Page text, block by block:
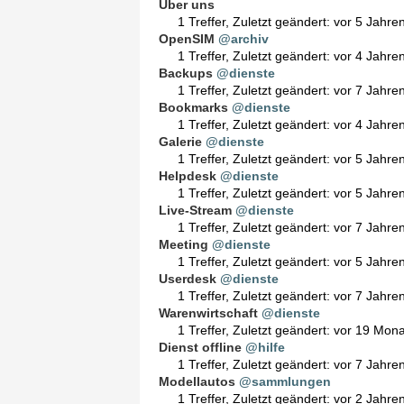
Über uns
1 Treffer, Zuletzt geändert: vor 5 Jahren
OpenSIM @archiv
1 Treffer, Zuletzt geändert: vor 4 Jahren
Backups @dienste
1 Treffer, Zuletzt geändert: vor 7 Jahren
Bookmarks @dienste
1 Treffer, Zuletzt geändert: vor 4 Jahren
Galerie @dienste
1 Treffer, Zuletzt geändert: vor 5 Jahren
Helpdesk @dienste
1 Treffer, Zuletzt geändert: vor 5 Jahren
Live-Stream @dienste
1 Treffer, Zuletzt geändert: vor 7 Jahren
Meeting @dienste
1 Treffer, Zuletzt geändert: vor 5 Jahren
Userdesk @dienste
1 Treffer, Zuletzt geändert: vor 7 Jahren
Warenwirtschaft @dienste
1 Treffer, Zuletzt geändert: vor 19
Dienst offline @hilfe
1 Treffer, Zuletzt geändert: vor 7 Jahren
Modellautos @sammlungen
1 Treffer, Zuletzt geändert: vor 2 Jahren